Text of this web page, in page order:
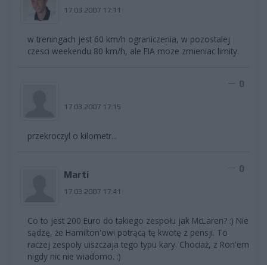
17.03.2007 17:11
w treningach jest 60 km/h ograniczenia, w pozostalej
czesci weekendu 80 km/h, ale FIA moze zmieniac limity.
17.03.2007 17:15
0
przekroczyl o kilometr...
Marti
17.03.2007 17:41
0
Co to jest 200 Euro do takiego zespołu jak McLaren? :) Nie
sądzę, że Hamilton'owi potrącą tę kwotę z pensji. To
raczej zespoły uiszczaja tego typu kary. Chociaż, z Ron'em
nigdy nic nie wiadomo. :)